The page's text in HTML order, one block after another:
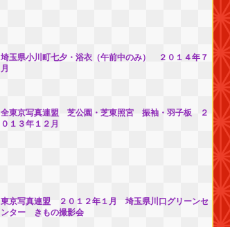
埼玉県小川町七夕・浴衣（午前中のみ） ２０１４年７
月
全東京写真連盟 芝公園・芝東照宮 振袖・羽子板 ２
０１３年１２月
東京写真連盟 ２０１２年１月 埼玉県川口グリーンセ
ンター きもの撮影会